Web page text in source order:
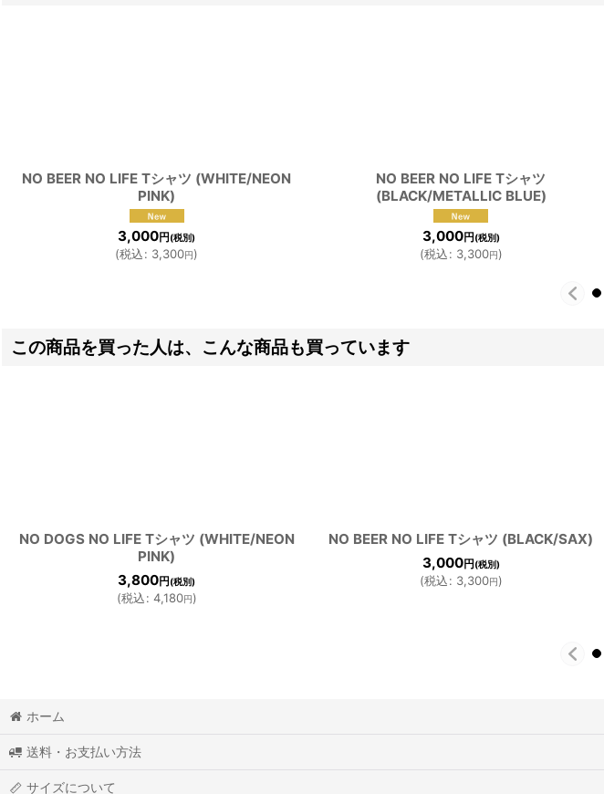
NO BEER NO LIFE Tシャツ (WHITE/NEON
PINK)
3,000円 (税別)
(税込: 3,300円)
NO BEER NO LIFE Tシャツ
(BLACK/METALLIC BLUE)
3,000円 (税別)
(税込: 3,300円)
この商品を買った人は、こんな商品も買っています
NO DOGS NO LIFE Tシャツ (WHITE/NEON
PINK)
3,800円 (税別)
(税込: 4,180円)
NO BEER NO LIFE Tシャツ (BLACK/SAX)
3,000円 (税別)
(税込: 3,300円)
ホーム
送料・お支払い方法
サイズについて